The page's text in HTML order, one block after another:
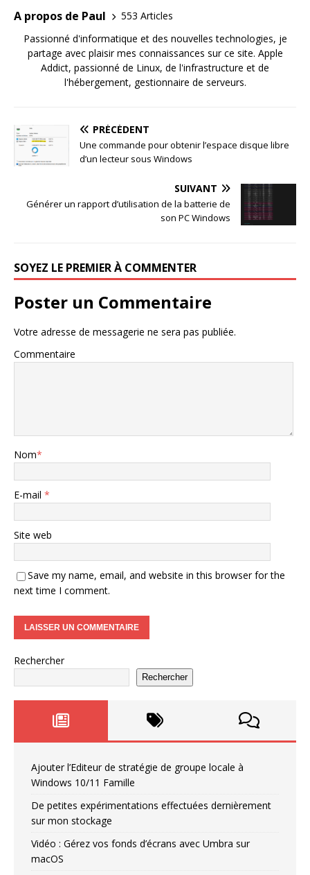
A propos de Paul
553 Articles
Passionné d'informatique et des nouvelles technologies, je
partage avec plaisir mes connaissances sur ce site. Apple
Addict, passionné de Linux, de l'infrastructure et de
l'hébergement, gestionnaire de serveurs.
PRÉCÉDENT
Une commande pour obtenir l’espace disque libre
d’un lecteur sous Windows
SUIVANT
Générer un rapport d’utilisation de la batterie de
son PC Windows
SOYEZ LE PREMIER À COMMENTER
Poster un Commentaire
Votre adresse de messagerie ne sera pas publiée.
Commentaire
Nom*
E-mail *
Site web
Save my name, email, and website in this browser for the
next time I comment.
Rechercher
Rechercher
Ajouter l’Editeur de stratégie de groupe locale à
Windows 10/11 Famille
De petites expérimentations effectuées dernièrement
sur mon stockage
Vidéo : Gérez vos fonds d’écrans avec Umbra sur
macOS